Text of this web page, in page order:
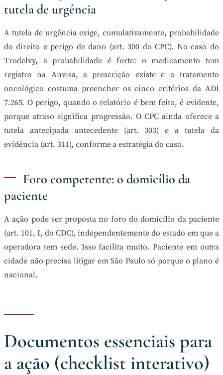
tutela de urgência
A tutela de urgência exige, cumulativamente, probabilidade
do direito e perigo de dano (art. 300 do CPC). No caso do
Trodelvy, a probabilidade é forte: o medicamento tem
registro na Anvisa, a prescrição existe e o tratamento
oncológico costuma preencher os cinco critérios da ADI
7.265. O perigo, quando o relatório é bem feito, é evidente,
porque atraso significa progressão. O CPC ainda oferece a
tutela antecipada antecedente (art. 303) e a tutela da
evidência (art. 311), conforme a estratégia do caso.
Foro competente: o domicílio da
paciente
A ação pode ser proposta no foro do domicílio da paciente
(art. 101, I, do CDC), independentemente do estado em que a
operadora tem sede. Isso facilita muito. Paciente em outra
cidade não precisa litigar em São Paulo só porque o plano é
nacional.
Documentos essenciais para
a ação (checklist interativo)